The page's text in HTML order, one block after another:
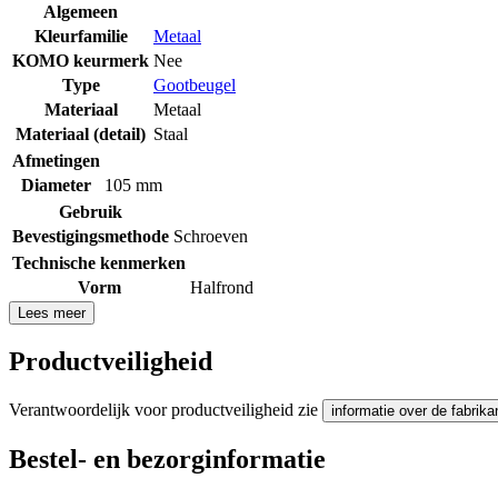
Algemeen
Kleurfamilie
Metaal
KOMO keurmerk Nee
Type
Gootbeugel
Materiaal
Metaal
Materiaal (detail) Staal
Afmetingen
Diameter
105 mm
Gebruik
Bevestigingsmethode Schroeven
Technische kenmerken
Vorm
Halfrond
Lees meer
Productveiligheid
Verantwoordelijk voor productveiligheid zie informatie over de
Bestel- en bezorginformatie